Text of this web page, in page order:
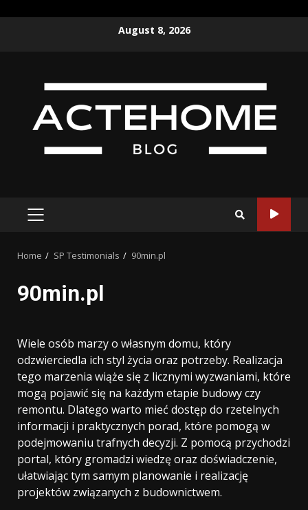
August 8, 2026
PRIMARY
Home SP Testimonials 90min.pl
90min.pl
Wiele osób marzy o własnym domu, który
odzwierciedla ich styl życia oraz potrzeby. Realizacja
tego marzenia wiąże się z licznymi wyzwaniami, które
mogą pojawić się na każdym etapie budowy czy
remontu. Dlatego warto mieć dostęp do rzetelnych
informacji i praktycznych porad, które pomogą w
podejmowaniu trafnych decyzji. Z pomocą przychodzi
portal, który gromadzi wiedzę oraz doświadczenie,
ułatwiając tym samym planowanie i realizację
projektów związanych z budownictwem.